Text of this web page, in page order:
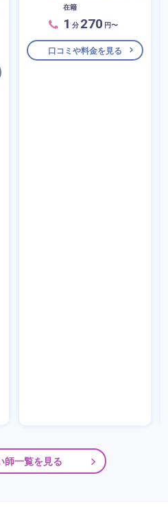
在籍
1 分 270 円〜
口コミや料金を見る
師一覧を見る